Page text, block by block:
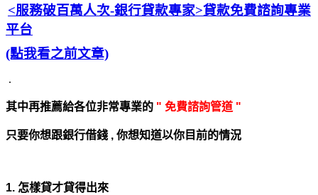
<服務破百萬人次-銀行貸款專家>貸款免費諮詢專業
平台
(點我看之前文章)
.
其中再推薦給各位非常專業的 " 免費諮詢管道 "
只要你想跟銀行借錢 , 你想知道以你目前的情況
1. 怎樣貸才貸得出來